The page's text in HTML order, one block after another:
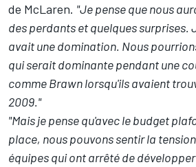
de McLaren. "Je pense que nous
des perdants et quelques surprises.
avait une domination. Nous
qui serait dominante pendant une
comme Brawn lorsqu'ils avaient
2009."
"Mais je pense qu'avec le budget
place, nous pouvons sentir la
équipes qui ont arrêté de